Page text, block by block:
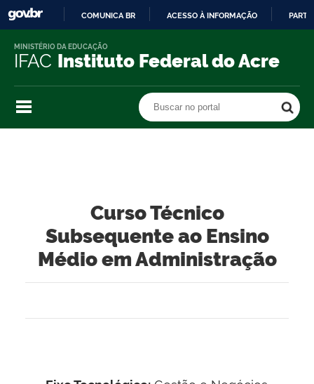
O
COMUNICA BR ACESSO À INFORMAÇÃO
IFAC Instituto Federal do Acre
MINISTÉRIO DA EDUCAÇÃO
Buscar no portal
Curso Técnico
Subsequente ao Ensino
Médio em Administração